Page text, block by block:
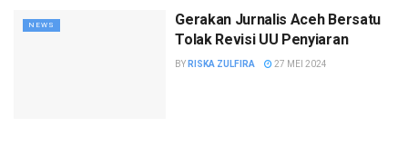
NEWS
Gerakan Jurnalis Aceh Bersatu
Tolak Revisi UU Penyiaran
BY RISKA ZULFIRA 27 MEI 2024